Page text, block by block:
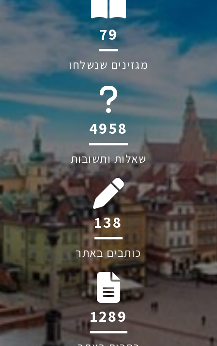
119
מגזינים שנשלחו
6045
שאלות ותשובות
208
כותבים באתר
1939